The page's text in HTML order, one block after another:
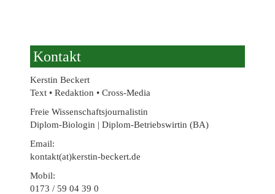
Kontakt
Kerstin Beckert
Text • Redaktion • Cross-Media
Freie Wissenschaftsjournalistin
Diplom-Biologin | Diplom-Betriebswirtin (BA)
Email:
kontakt(at)kerstin-beckert.de
Mobil:
0173 / 59 04 39 0